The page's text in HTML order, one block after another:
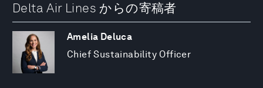
Delta Air Lines からの寄稿者
Amelia Deluca
Chief Sustainability Officer